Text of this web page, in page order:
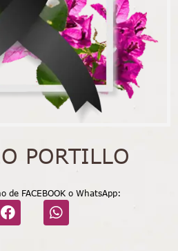
PORTILLO
de FACEBOOK o WhatsApp: